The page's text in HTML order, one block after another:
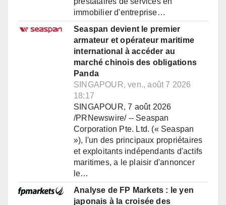
immobilier d'entreprise…
Seaspan devient le premier
armateur et opérateur maritime
international à accéder au
marché chinois des obligations
Panda
SINGAPOUR, ven., août 7 2026
18:17
SINGAPOUR, 7 août 2026
/PRNewswire/ -- Seaspan
Corporation Pte. Ltd. (« Seaspan
»), l'un des principaux propriétaires
et exploitants indépendants d'actifs
maritimes, a le plaisir d'annoncer
le…
Analyse de FP Markets : le yen
japonais à la croisée des